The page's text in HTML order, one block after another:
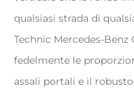
qualsiasi strada di
Technic Mercedes-Benz
fedelmente le
assali portali e il